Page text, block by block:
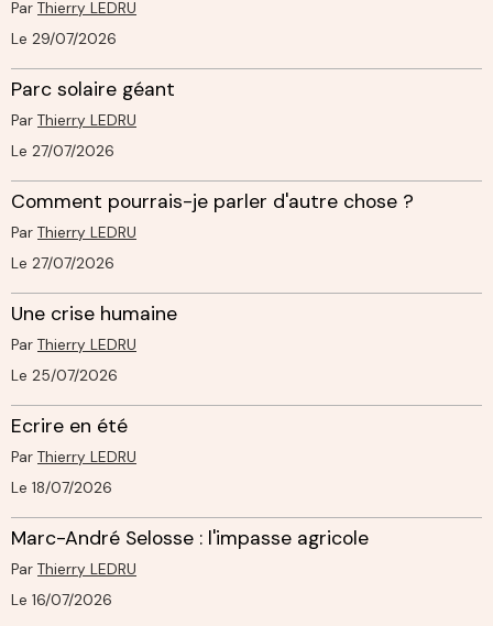
Par Thierry LEDRU
Le 29/07/2026
Parc solaire géant
Par Thierry LEDRU
Le 27/07/2026
Comment pourrais-je parler d'autre chose ?
Par Thierry LEDRU
Le 27/07/2026
Une crise humaine
Par Thierry LEDRU
Le 25/07/2026
Ecrire en été
Par Thierry LEDRU
Le 18/07/2026
Marc-André Selosse : l'impasse agricole
Par Thierry LEDRU
Le 16/07/2026